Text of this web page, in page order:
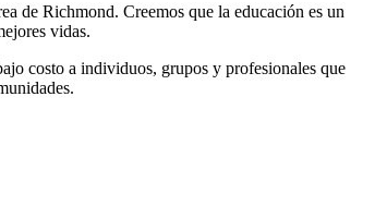
de Richmond. Creemos que la educación es un
vidas.
costo a individuos, grupos y profesionales que